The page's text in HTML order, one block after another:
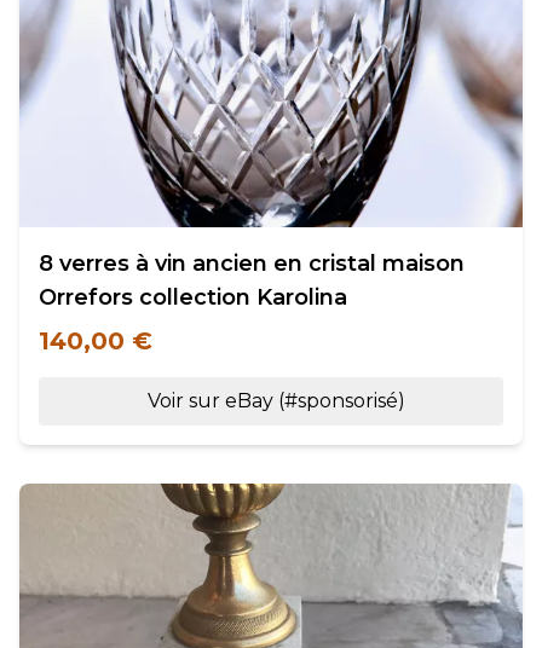
8 verres à vin ancien en cristal maison
Orrefors collection Karolina
140,00 €
Voir sur eBay (#sponsorisé)